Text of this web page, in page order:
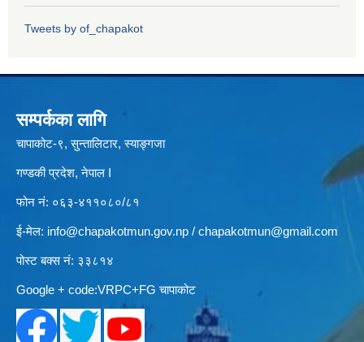
Tweets by of_chapakot
सम्पर्कका लागि
चापाकोट-९, सुन्तालिटार, स्याङ्गजा
गण्डकी प्रदेश, नेपाल I
फोन नं: ०६३-४११०८०/८१
ई-मेल: info@chapakotmun.gov.np / chapakotmun@gmail.com
पोस्ट बक्स नं: ३३८१४
Google + code:VRPC+FG चापाकोट